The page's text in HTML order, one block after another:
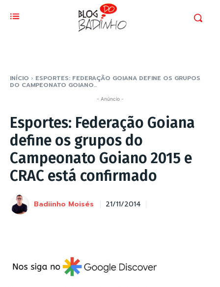
INÍCIO ESPORTES: FEDERAÇÃO GOIANA DEFINE OS GRUPOS
DO CAMPEONATO GOIANO...
- Anúncio -
Esportes: Federação Goiana
define os grupos do
Campeonato Goiano 2015 e
CRAC está confirmado
Badiinho Moisés 21/11/2014